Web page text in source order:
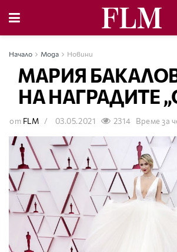
Начало Мода Новини
МАРИЯ
НА НАГРАДИТЕ
от FLM 03.05.2021 2314 Време за